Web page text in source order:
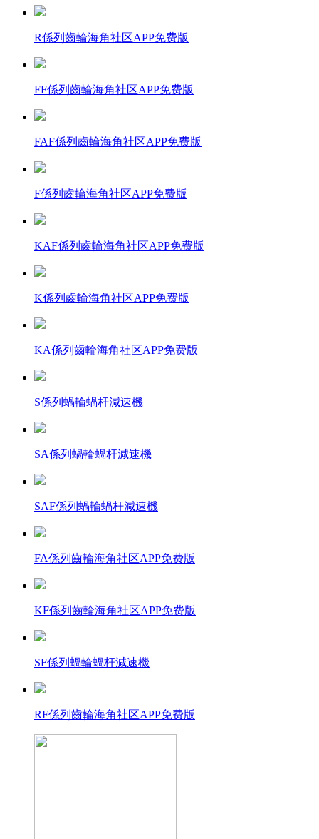
R係列齒輪海角社区APP免费版
FF係列齒輪海角社区APP免费版
FAF係列齒輪海角社区APP免费版
F係列齒輪海角社区APP免费版
KAF係列齒輪海角社区APP免费版
K係列齒輪海角社区APP免费版
KA係列齒輪海角社区APP免费版
S係列蝸輪蝸杆減速機
SA係列蝸輪蝸杆減速機
SAF係列蝸輪蝸杆減速機
FA係列齒輪海角社区APP免费版
KF係列齒輪海角社区APP免费版
SF係列蝸輪蝸杆減速機
RF係列齒輪海角社区APP免费版